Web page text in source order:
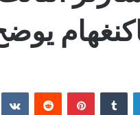
لينكدإن بينتيريست